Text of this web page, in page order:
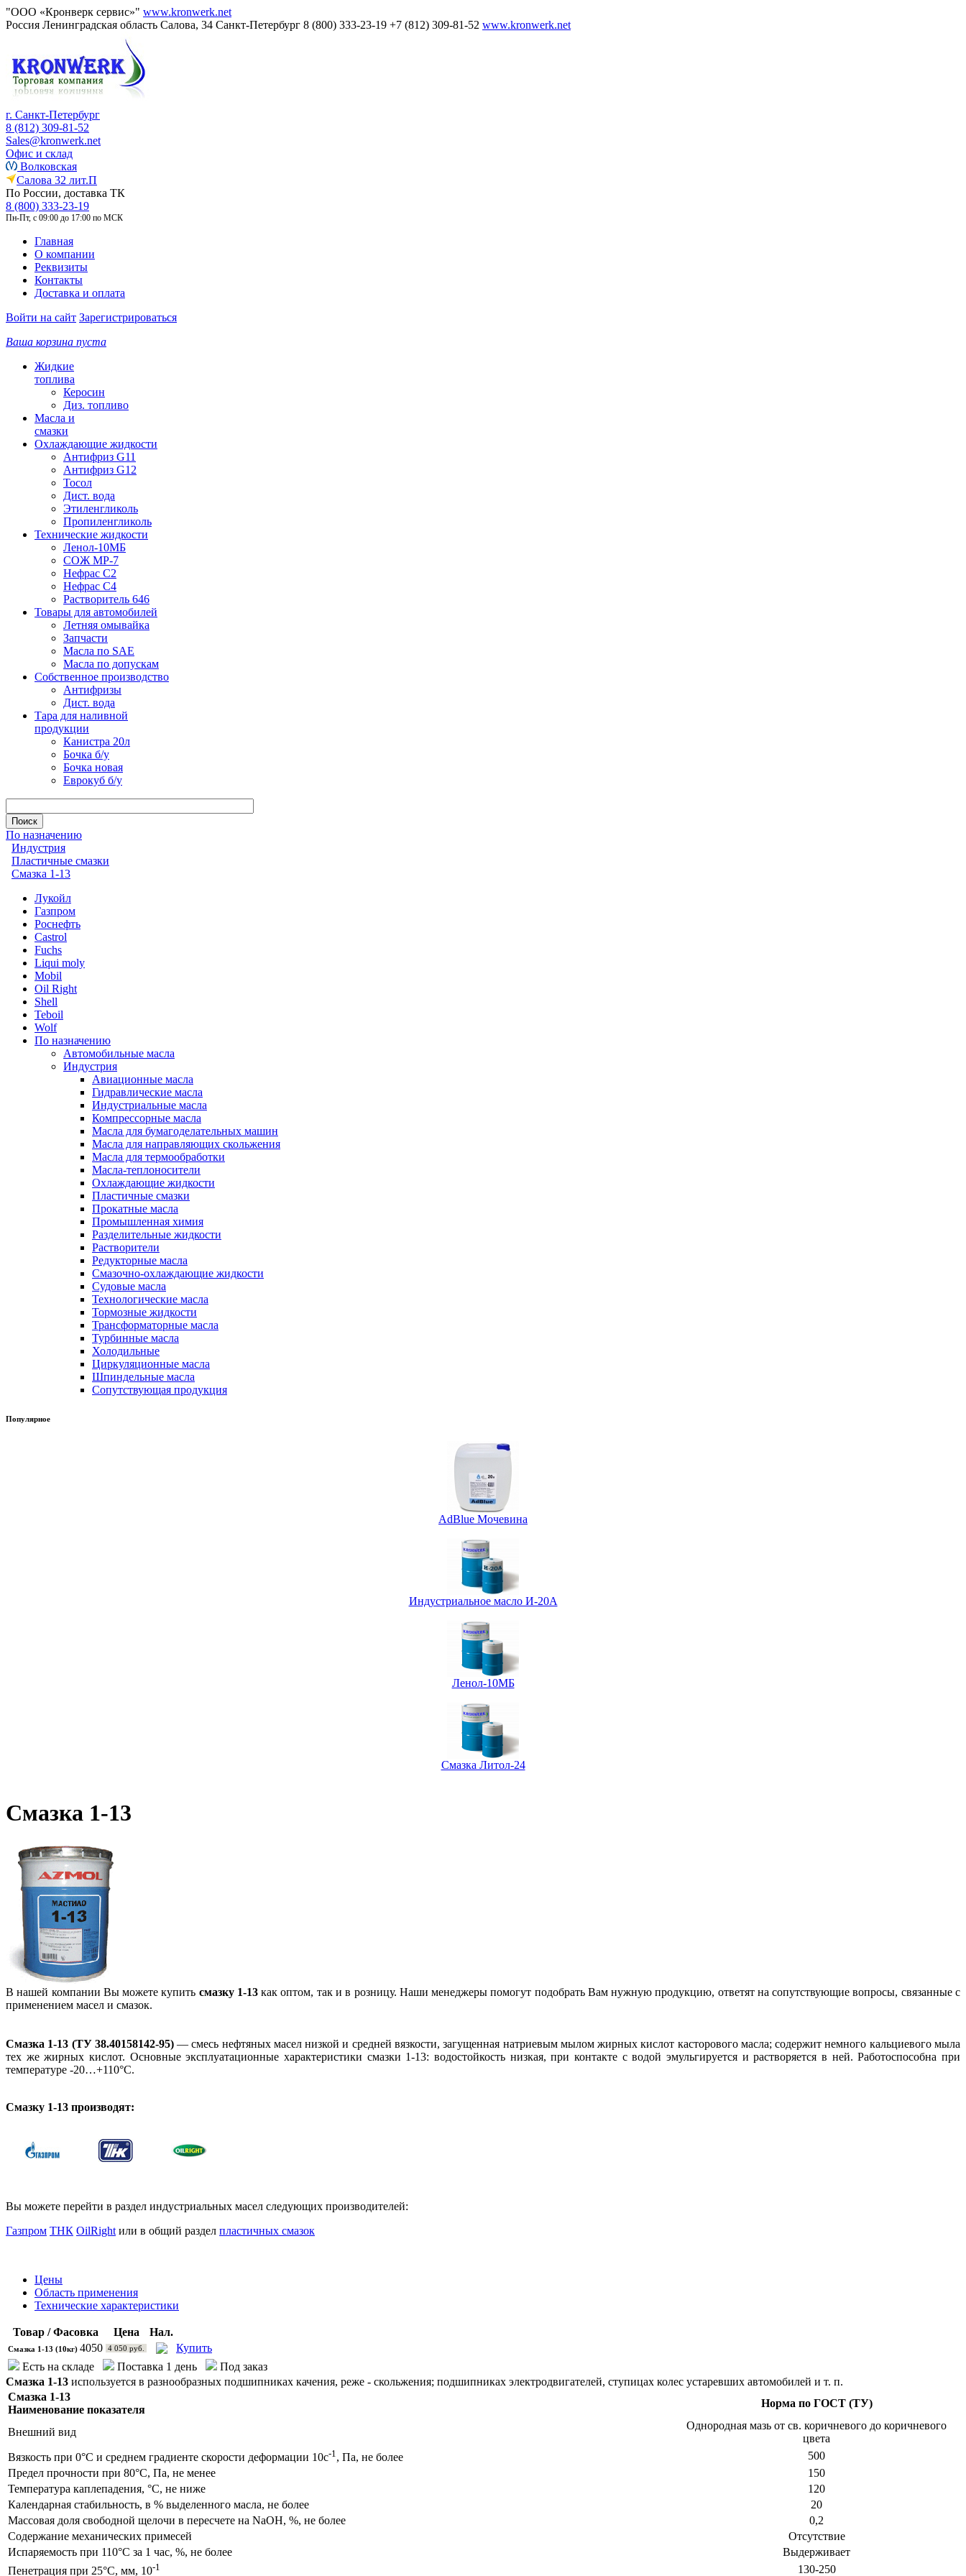
"ООО «Кронверк сервис»" www.kronwerk.net
Россия Ленинградская область Салова, 34 Санкт-Петербург 8 (800) 333-23-19 +7 (812) 309-81-52 www.kronwerk.net
г. Санкт-Петербург
8 (812) 309-81-52
Sales@kronwerk.net
Офис и склад
Волковская
Салова 32 лит.П
По России, доставка ТК
8 (800) 333-23-19
Пн-Пт, с 09:00 до 17:00 по МСК
Главная
О компании
Реквизиты
Контакты
Доставка и оплата
Войти на сайт Зарегистрироваться
Ваша корзина пуста
Жидкие
топлива
Керосин
Диз. топливо
Масла и
смазки
Охлаждающие жидкости
Антифриз G11
Антифриз G12
Тосол
Дист. вода
Этиленгликоль
Пропиленгликоль
Технические жидкости
Ленол-10МБ
СОЖ МР-7
Нефрас С2
Нефрас С4
Растворитель 646
Товары для автомобилей
Летняя омывайка
Запчасти
Масла по SAE
Масла по допускам
Собственное производство
Антифризы
Дист. вода
Тара для наливной
продукции
Канистра 20л
Бочка б/у
Бочка новая
Еврокуб б/у
По назначению
Индустрия
Пластичные смазки
Смазка 1-13
Лукойл
Газпром
Роснефть
Castrol
Fuchs
Liqui moly
Mobil
Oil Right
Shell
Teboil
Wolf
По назначению
Автомобильные масла
Индустрия
Авиационные масла
Гидравлические масла
Индустриальные масла
Компрессорные масла
Масла для бумагоделательных машин
Масла для направляющих скольжения
Масла для термообработки
Масла-теплоносители
Охлаждающие жидкости
Пластичные смазки
Прокатные масла
Промышленная химия
Разделительные жидкости
Растворители
Редукторные масла
Смазочно-охлаждающие жидкости
Судовые масла
Технологические масла
Тормозные жидкости
Трансформаторные масла
Турбинные масла
Холодильные
Циркуляционные масла
Шпиндельные масла
Сопутствующая продукция
Популярное
AdBlue Мочевина
Индустриальное масло И-20А
Ленол-10МБ
Смазка Литол-24
Смазка 1-13
В нашей компании Вы можете купить смазку 1-13как оптом, так и в розницу. Наши менеджеры помогут подобрать Вам нужную продукцию, ответят на сопутствующие вопросы, связанные с
применением масел и смазок.
Смазка 1-13 (ТУ 38.40158142-95)— смесь нефтяных масел низкой и средней вязкости, загущенная натриевым мылом жирных кислот касторового масла; содержит немного кальциевого мыла
тех же жирных кислот. Основные эксплуатационные характеристики смазки 1-13: водостойкость низкая, при контакте с водой эмульгируется и растворяется в ней. Работоспособна при
температуре -20…+110°С.
Смазку 1-13 производят:
Вы можете перейти в раздел индустриальных масел следующих производителей:
Газпром ТНК OilRight или в общий раздел пластичных смазок
Цены
Область применения
Технические характеристики
Товар / Фасовка Цена Нал.
Смазка 1-13 (10кг) 4050 4 050 руб.
Купить
Есть на складе
Поставка 1 день
Под заказ
Смазка 1-13 используется в разнообразных подшипниках качения, реже - скольжения; подшипниках электродвигателей, ступицах колес устаревших автомобилей и т. п.
Смазка 1-13
Наименование показателя
Норма по ГОСТ (ТУ)
Внешний вид
Однородная мазь от св. коричневого до коричневого
цвета
Вязкость при 0°С и среднем градиенте скорости деформации 10с-1 , Па, не более
500
Предел прочности при 80°С, Па, не менее
150
Температура каплепадения, °С, не ниже
120
Календарная стабильность, в % выделенного масла, не более
20
Массовая доля свободной щелочи в пересчете на NаОН, %, не более
0,2
Содержание механических примесей
Отсутствие
Испаряемость при 110°С за 1 час, %, не более
Выдерживает
Пенетрация при 25°С, мм, 10-1 130-250